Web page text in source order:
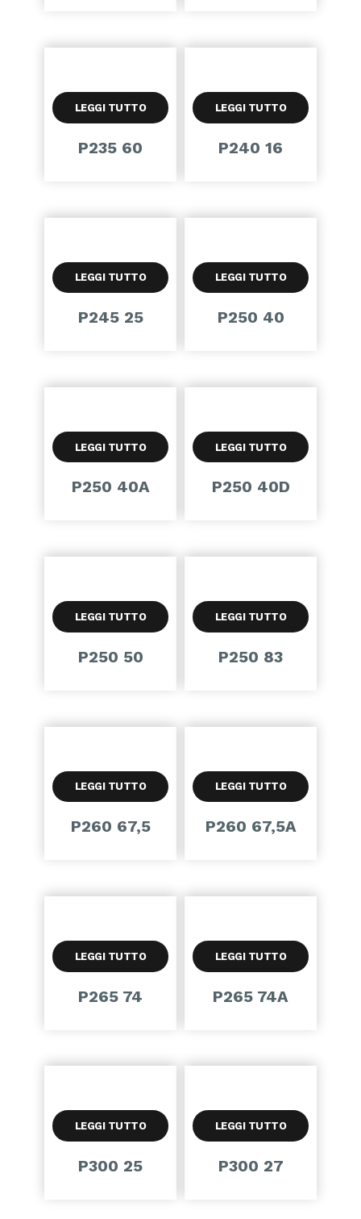
LEGGI TUTTO
P235 60
LEGGI TUTTO
P240 16
LEGGI TUTTO
P245 25
LEGGI TUTTO
P250 40
LEGGI TUTTO
P250 40A
LEGGI TUTTO
P250 40D
LEGGI TUTTO
P250 50
LEGGI TUTTO
P250 83
LEGGI TUTTO
P260 67,5
LEGGI TUTTO
P260 67,5A
LEGGI TUTTO
P265 74
LEGGI TUTTO
P265 74A
LEGGI TUTTO
P300 25
LEGGI TUTTO
P300 27